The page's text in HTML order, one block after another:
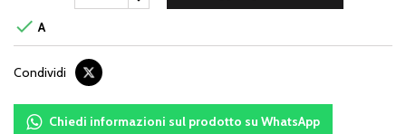
 A
Condividi
Chiedi informazioni sul prodotto su WhatsApp